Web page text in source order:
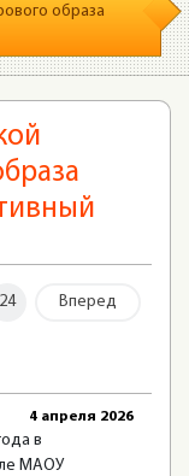
образа
24 Вперед
4 апреля 2026
в
МАОУ